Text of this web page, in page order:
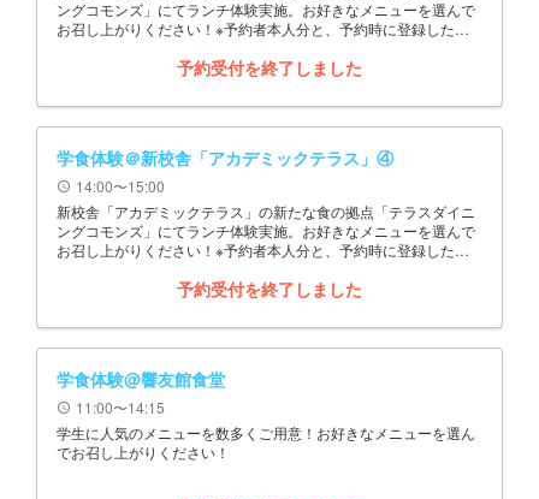
ングコモンズ」にてランチ体験実施。お好きなメニューを選んで
お召し上がりください！※予約者本人分と、予約時に登録した同
予約受付を終了しました
学食体験＠新校舎「アカデミックテラス」④
schedule 14:00〜15:00
新校舎「アカデミックテラス」の新たな食の拠点「テラスダイニ
ングコモンズ」にてランチ体験実施。お好きなメニューを選んで
お召し上がりください！※予約者本人分と、予約時に登録した同
予約受付を終了しました
学食体験@響友館食堂
schedule 11:00〜14:15
学生に人気のメニューを数多くご用意！お好きなメニューを選ん
でお召し上がりください！